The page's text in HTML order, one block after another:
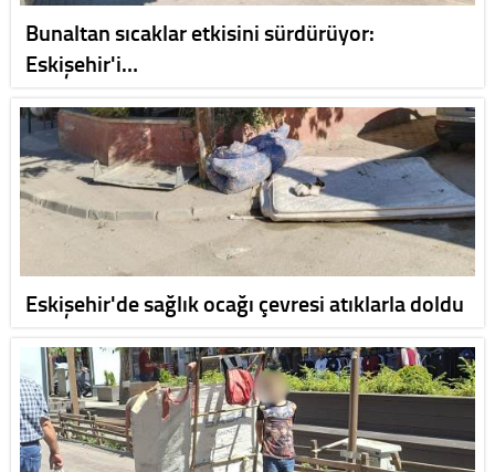
Bunaltan sıcaklar etkisini sürdürüyor:
Eskişehir'i…
Eskişehir'de sağlık ocağı çevresi atıklarla doldu